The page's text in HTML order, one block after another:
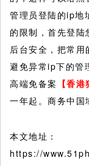
管理员登陆的ip
的限制，首先登陆
后台安全，把常
避免异常ip下的管
高端免备案 【香
一年起。商务中国
本文地址：
https://